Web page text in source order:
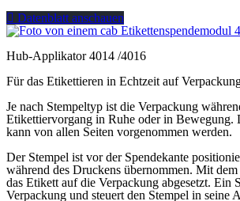
Datenblatt anschauen
Hub-Applikator 4014 /4016
Für das Etikettieren in Echtzeit auf
Je nach Stempeltyp ist die Verpackung
Etikettiervorgang in Ruhe oder in Bewegung.
kann von allen Seiten vorgenommen werden.
Der Stempel ist vor der Spendekante
während des Druckens übernommen. Mit
das Etikett auf die Verpackung abgesetzt. Ein
Verpackung und steuert den Stempel in seine